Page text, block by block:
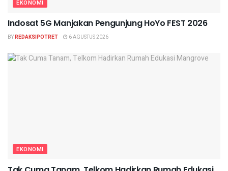
EKONOMI
Indosat 5G Manjakan Pengunjung HoYo FEST 2026
BYREDAKSIPOTRET 6 AGUSTUS 2026
EKONOMI